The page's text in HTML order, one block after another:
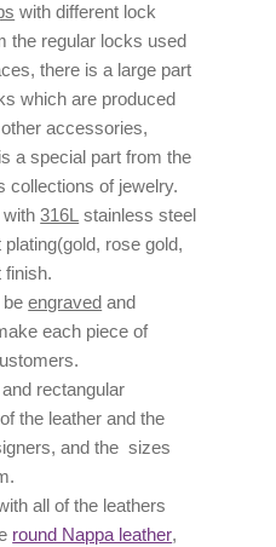
with different lock
the regular locks used
there is a large part
which are produced
accessories,
a special part from the
collections of jewelry.
with316L stainless steel
rose gold,
finish.
beengraved and
each piece of
and rectangular
the leather and the
and thesizes
all of the leathers
round Nappa leather,